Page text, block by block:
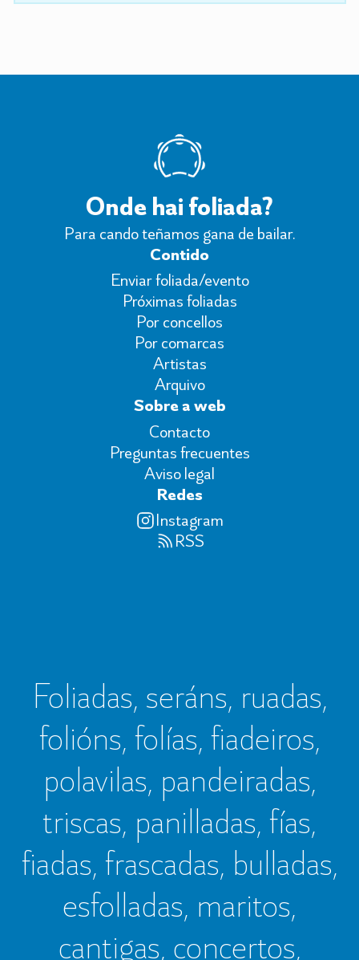
Onde hai foliada?
Para cando teñamos gana de bailar.
Contido
Enviar foliada/evento
Próximas foliadas
Por concellos
Por comarcas
Artistas
Arquivo
Sobre a web
Contacto
Preguntas frecuentes
Aviso legal
Redes
Instagram
RSS
Foliadas, seráns, ruadas,
folións, folías, fiadeiros,
polavilas, pandeiradas,
triscas, panilladas, fías,
fiadas, frascadas, bulladas,
esfolladas, maritos,
cantigas, concertos,